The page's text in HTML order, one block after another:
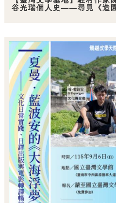
谷光瑞個人史——尋覓《造